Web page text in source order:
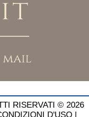
RISERVATI © 2026
D'USO |